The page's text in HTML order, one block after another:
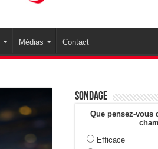
Médias Contact
Sondage
Que pensez-vous
Efficace